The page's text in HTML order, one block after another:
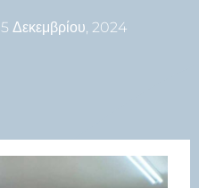
5 Δεκεμβρίου, 2024